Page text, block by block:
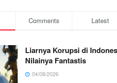
Comments Latest
Liarnya Korupsi di
Nilainya Fantastis
04/08/2026